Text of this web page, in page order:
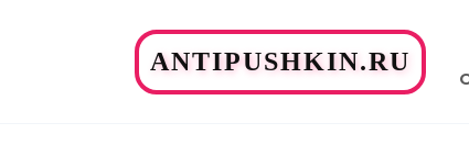
ANTIPUSHKIN.RU